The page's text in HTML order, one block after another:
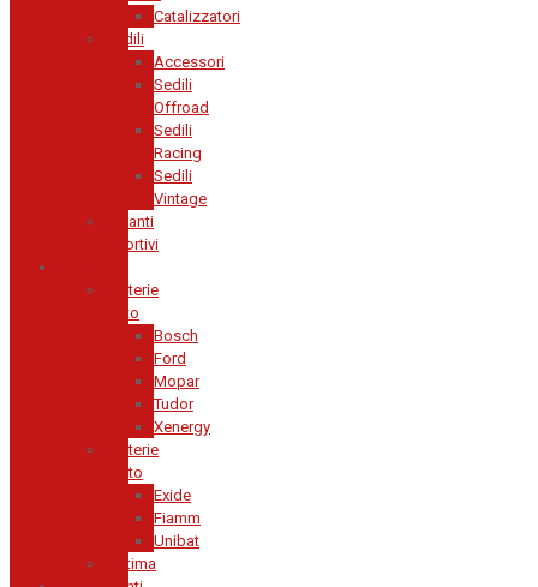
Catalizzatori
Sedili
Accessori
Sedili
Offroad
Sedili
Racing
Sedili
Vintage
Volanti
Sportivi
Batterie
Auto
Bosch
Ford
Mopar
Tudor
Xenergy
Batterie
Moto
Exide
Fiamm
Unibat
Optima